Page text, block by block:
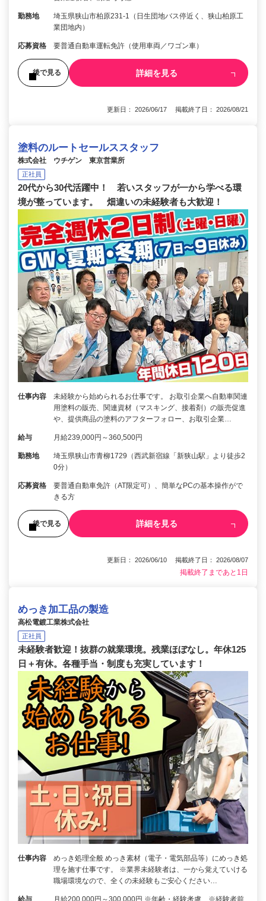
勤務地
埼玉県狭山市柏原231-1（日生団地バス停近く、狭山柏原工
業団地内）
応募資格 要普通自動車運転免許（使用車両／ワゴン車）
後で見る 詳細を見る
更新日： 2026/06/17 掲載終了日： 2026/08/21
塗料のルートセールススタッフ
株式会社 ウチゲン 東京営業所
正社員
20代から30代活躍中！ 若いスタッフが一から学べる環
境が整っています。 畑違いの未経験者も大歓迎！
仕事内容
未経験から始められるお仕事です。 お取引企業へ自動車関連
用塗料の販売、関連資材（マスキング、接着剤）の販売促進
や、提供商品の塗料のアフターフォロー、お取引企業…
給与 月給239,000円～360,500円
勤務地
埼玉県狭山市青柳1729（西武新宿線「新狭山駅」より徒歩2
0分）
応募資格
要普通自動車免許（AT限定可）、簡単なPCの基本操作がで
きる方
後で見る 詳細を見る
更新日： 2026/06/10 掲載終了日： 2026/08/07
掲載終了まであと1日
めっき加工品の製造
高松電鍍工業株式会社
正社員
未経験者歓迎！抜群の就業環境。残業ほぼなし。年休125
日＋有休。各種手当・制度も充実しています！
仕事内容
めっき処理全般 めっき素材（電子・電気部品等）にめっき処
理を施す仕事です。 ※業界未経験者は、一から覚えていける
職場環境なので、全くの未経験もご安心ください…
給与
月給200,000円～300,000円 ※年齢・経験考慮 ※経験者前